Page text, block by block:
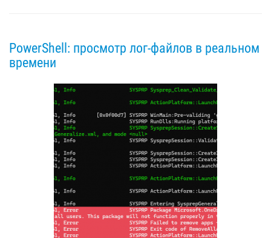
PowerShell: просмотр лог-файлов в реальном
времени